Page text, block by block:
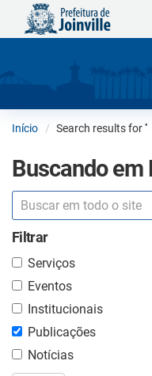
Início Search results for ''
Buscando em
Filtrar
Serviços
Eventos
Institucionais
Publicações
Notícias